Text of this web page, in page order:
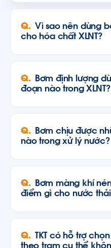
Vì sao nên dùng
cho hóa chất XLNT?
Bơm định lượng
đoạn nào trong XLNT?
Bơm chịu được
nào trong xử lý nước?
Bơm màng khí
điểm gì cho nước
TKT có hỗ trợ
theo trạm cụ thể